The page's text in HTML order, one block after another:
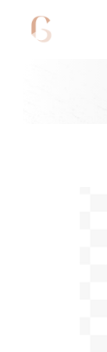
Cookie管理面板